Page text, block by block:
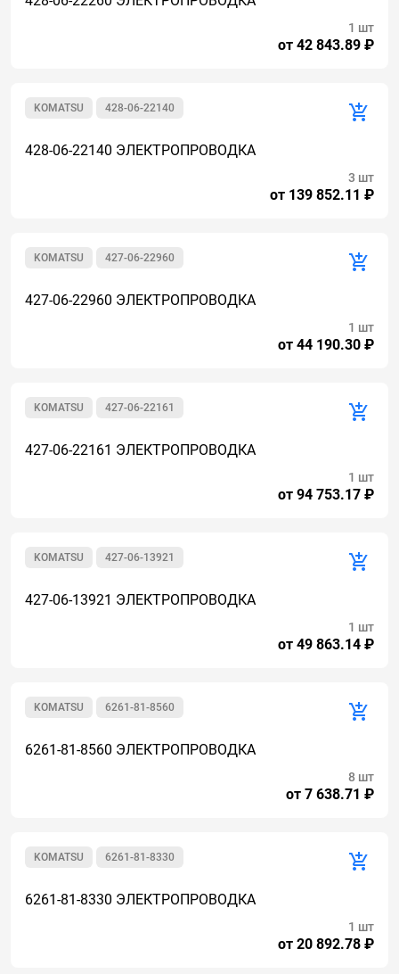
от 42 843.89 ₽
1 шт
428-06-22140
KOMATSU
428-06-22140 ЭЛЕКТРОПРОВОДКА
от 139 852.11 ₽
3 шт
427-06-22960
KOMATSU
427-06-22960 ЭЛЕКТРОПРОВОДКА
от 44 190.30 ₽
1 шт
427-06-22161
KOMATSU
427-06-22161 ЭЛЕКТРОПРОВОДКА
от 94 753.17 ₽
1 шт
427-06-13921
KOMATSU
427-06-13921 ЭЛЕКТРОПРОВОДКА
от 49 863.14 ₽
1 шт
6261-81-8560
KOMATSU
6261-81-8560 ЭЛЕКТРОПРОВОДКА
от 7 638.71 ₽
8 шт
6261-81-8330
KOMATSU
6261-81-8330 ЭЛЕКТРОПРОВОДКА
от 20 892.78 ₽
1 шт